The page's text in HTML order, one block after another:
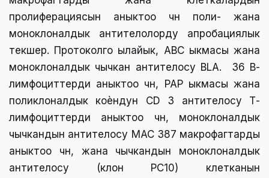
пролиферациясын аныктоо үчүн поли- жана
моноклоналдык антителолорду апробациялык
текшерүү. Протоколго ылайык, ABC ыкмасы жана
моноклоналдык чычкан антителосу BLA. 36 В-
лимфоциттерди аныктоо үчүн, PAP ыкмасы жана
поликлоналдык коѐндун CD 3 антителосу Т-
лимфоциттерди аныктоо үчүн, моноклоналдык
чычкандын антителосу MAC 387 макрофагтарды
аныктоо үчүн, жана чычкандын моноклоналдык
антителосу (клон PC10) клетканын